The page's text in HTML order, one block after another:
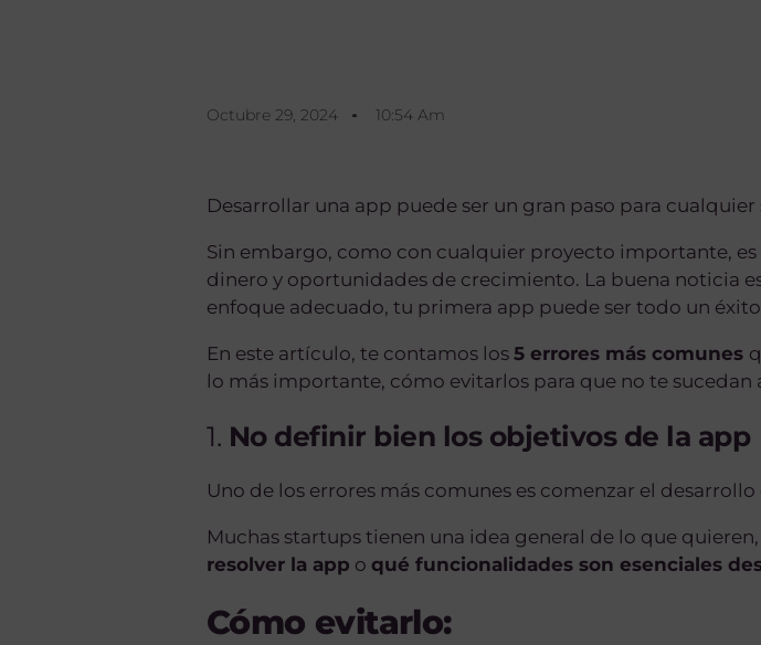
Octubre 29, 2024 10:54 Am
Desarrollar una app puede ser un gran paso para
Sin embargo, como con cualquier proyecto importante,
dinero y oportunidades de crecimiento. La buena noticia
enfoque adecuado, tu primera app puede ser todo un
En este artículo, te contamos los 5 errores más comunes
lo más importante, cómo evitarlos para que no te sucedan
1. No definir bien los objetivos de la app
Uno de los errores más comunes es comenzar el
Muchas startups tienen una idea general de lo que
resolver la app o qué funcionalidades son esenciales
Cómo evitarlo: